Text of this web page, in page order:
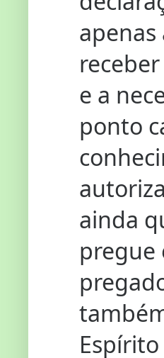
apenas
e a
ponto
ainda
pregue